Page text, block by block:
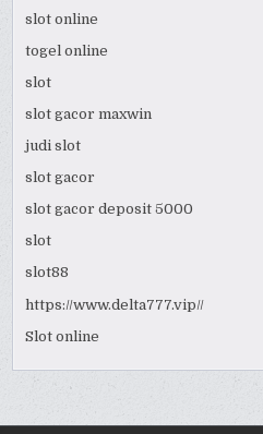
slot online
togel online
slot
slot gacor maxwin
judi slot
slot gacor
slot gacor deposit 5000
slot
slot88
https://www.delta777.vip//
Slot online